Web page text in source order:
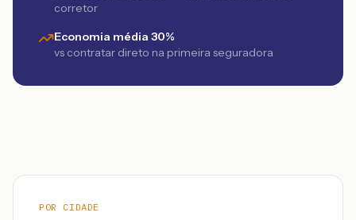
corretor
Economia média 30%
vs contratar direto na primeira seguradora
POR CIDADE